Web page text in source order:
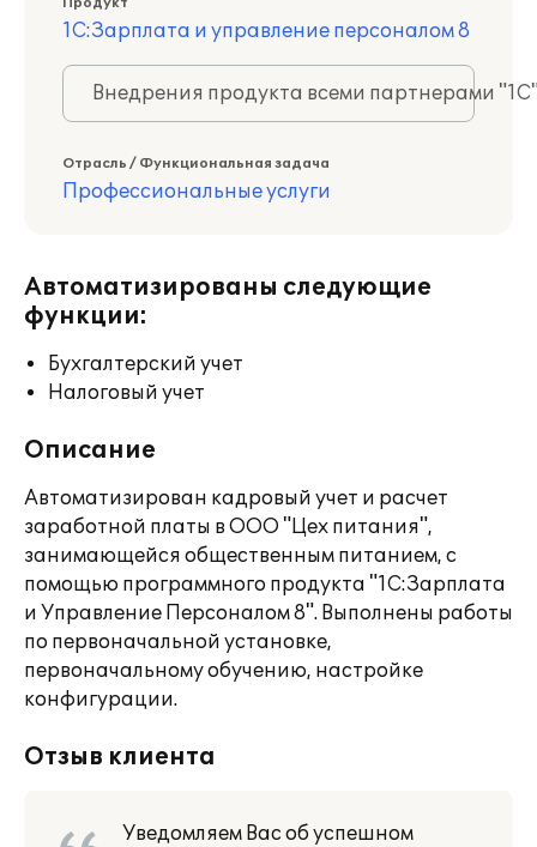
1С:Зарплата и управление персоналом 8
Внедрения продукта всеми партнерами
Отрасль / Функциональная задача
Профессиональные услуги
Автоматизированы следующие
функции:
Бухгалтерский учет
Налоговый учет
Описание
Автоматизирован кадровый учет и расчет
заработной платы в ООО "Цех питания",
занимающейся общественным питанием, с
помощью программного продукта "1С:Зарплата
и Управление Персоналом 8". Выполнены работы
по первоначальной установке,
первоначальному обучению, настройке
конфигурации.
Отзыв клиента
Уведомляем Вас об успешном